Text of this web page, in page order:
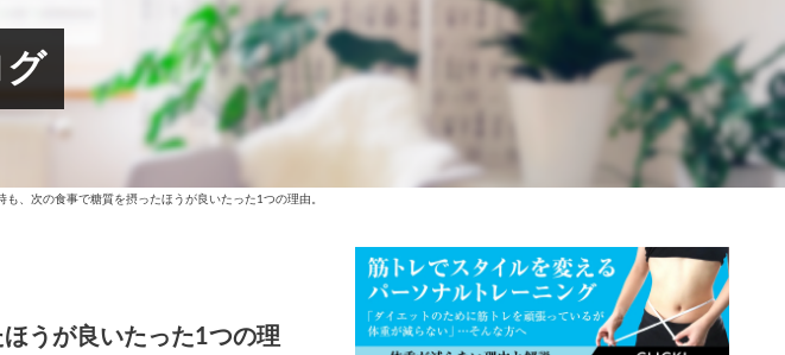
グ
も、次の食事で糖質を摂ったほうが良いたった1つの理由。
うが良いたった1つの理